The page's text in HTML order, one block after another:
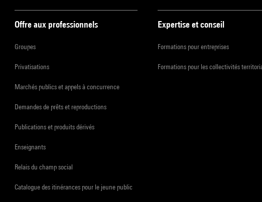
Offre aux professionnels
Groupes
Privatisations
Marchés publics et appels à concurrence
Demandes de prêts et reproductions
Publications et produits dérivés
Enseignants
Relais du champ social
Catalogue des itinérances pour le jeune public
Expertise et conseil
Formations pour entreprises
Formations pour les collectivités